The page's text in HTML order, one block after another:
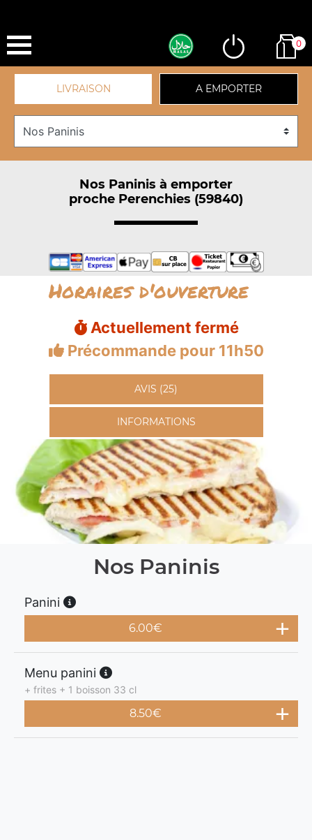
0
LIVRAISON A EMPORTER
Nos Paninis à emporter
proche Perenchies (59840)
Horaires d'ouverture
Actuellement fermé
Précommande pour 11h50
AVIS (25)
INFORMATIONS
Nos Paninis
Panini
6.00€
Menu panini
+ frites + 1 boisson 33 cl
8.50€